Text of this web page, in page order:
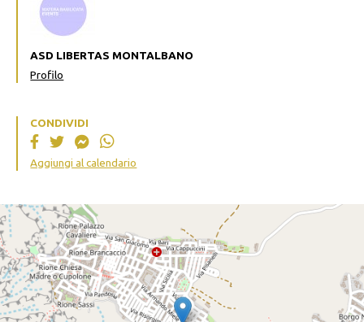
ASD LIBERTAS MONTALBANO
Profilo
CONDIVIDI
Aggiungi al calendario